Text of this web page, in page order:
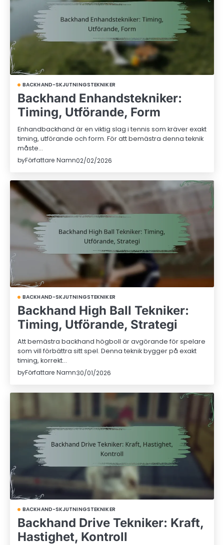
BACKHAND-SKJUTNINGSTEKNIKER
Backhand Enhandstekniker:
Timing, Utförande, Form
Enhandbackhand är en viktig slag i tennis som kräver exakt
timing, utförande och form. För att bemästra denna teknik
måste…
byFörfattare Namn02/02/2026
BACKHAND-SKJUTNINGSTEKNIKER
Backhand High Ball Tekniker:
Timing, Utförande, Strategi
Att bemästra backhand högboll är avgörande för spelare
som vill förbättra sitt spel. Denna teknik bygger på exakt
timing, korrekt…
byFörfattare Namn30/01/2026
BACKHAND-SKJUTNINGSTEKNIKER
Backhand Drive Tekniker: Kraft,
Hastighet, Kontroll